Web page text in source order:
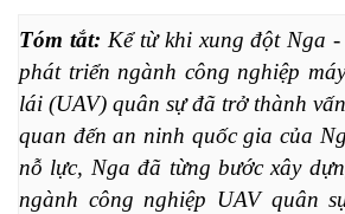
Tóm tắt: Kể từ khi xung đột Nga
phát triển ngành công nghiệp
lái (UAV) quân sự đã trở thành
quan đến an ninh quốc gia của
nỗ lực, Nga đã từng bước xây
ngành công nghiệp UAV quân